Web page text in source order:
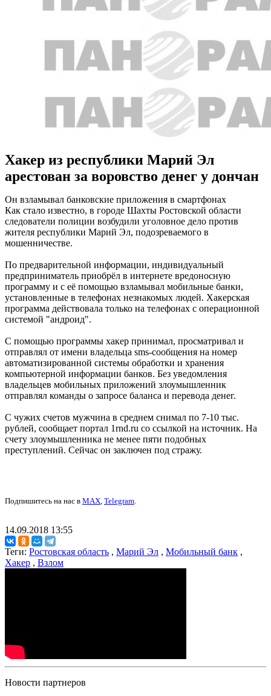
Хакер из республики Марий Эл
арестован за воровство денег у дончан
Он взламывал банковские приложения в смартфонах
Как стало известно, в городе Шахты Ростовской области
следователи полиции возбудили уголовное дело против
жителя республики Марий Эл, подозреваемого в
мошенничестве.
По предварительной информации, индивидуальный
предприниматель приобрёл в интернете вредоносную
программу и с её помощью взламывал мобильные банки,
установленные в телефонах незнакомых людей. Хакерская
программа действовала только на телефонах с операционной
системой "андроид".
С помощью программы хакер принимал, просматривал и
отправлял от имени владельца sms-сообщения на номер
автоматизированной системы обработки и хранения
компьютерной информации банков. Без уведомления
владельцев мобильных приложений злоумышленник
отправлял команды о запросе баланса и перевода денег.
С чужих счетов мужчина в среднем снимал по 7-10 тыс.
рублей, сообщает портал 1rnd.ru со ссылкой на источник. На
счету злоумышленника не менее пяти подобных
преступлений. Сейчас он заключен под стражу.
Подпишитесь на нас в MAX, Telegram.
14.09.2018 13:55
Теги: Ростовская область , Марий Эл , Мобильный банк ,
Хакер , Взлом
Новости партнеров